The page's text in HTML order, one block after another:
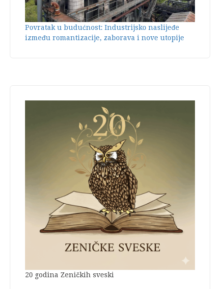
Povratak u budućnost: Industrijsko naslijeđe
između romantizacije, zaborava i nove utopije
20 godina Zeničkih sveski